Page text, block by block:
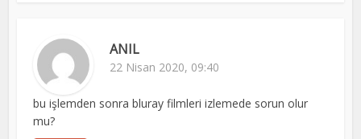
ANIL
22 Nisan 2020, 09:40
bu işlemden sonra bluray filmleri izlemede sorun olur
mu?